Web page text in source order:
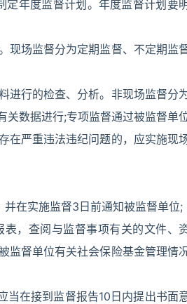
年度监督计划。年度监督计划要
现场监督分为定期监督、不定期监
进行的检查、分析。非现场监督分
关数据进行;专项监督通过被监督单
在严重违法违纪问题的，应实施现
在实施监督3日前通知被监督单位;
，查阅与监督事项有关的文件、
监督单位有关社会保险基金管理情
当在接到监督报告10日内提出书面